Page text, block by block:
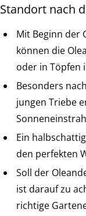
Standort nach
Mit Beginn der
können die
oder in Töpfen
Besonders
jungen Triebe
Ein
den perfekten
Soll der
ist darauf zu
richtige